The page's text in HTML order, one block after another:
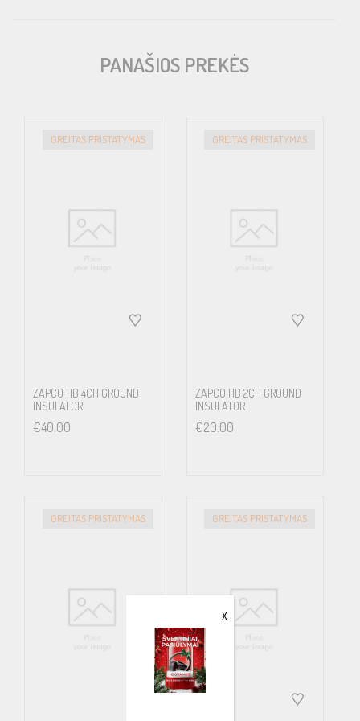
Išmatavimai (mm): 180(P) x 60(A) x 430(G); Bendras: 183(P) x
PANAŠIOS PREKĖS
GREITAS PRISTATYMAS
ZAPCO HB 4CH GROUND
INSULATOR
€40.00
GREITAS PRISTATYMAS
ZAPCO HB 2CH GROUND
INSULATOR
€20.00
GREITAS PRISTATYMAS GREITAS PRISTATYMAS
X